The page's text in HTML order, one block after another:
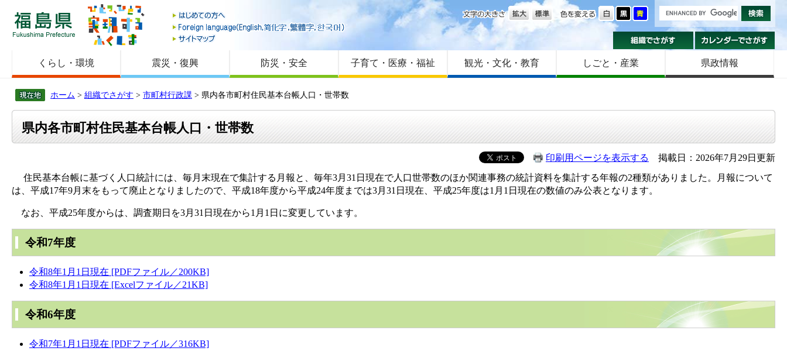
福島県
はじめての方へ
Foreign language
サイトマップ
色を変える
文字の大きさ
組織でさがす
くらし・環境 震災・復興 防災・安全 子育て・医療・福祉 観光・文化・教育 しごと・産業 県政情報
ホーム > 組織でさがす > 市町村行政課 > 県内各市町村住民基本台帳人口・世帯数
県内各市町村住民基本台帳人口・世帯数
印刷用ページを表示する
掲載日：2026年7月29日更新
住民基本台帳に基づく人口統計には、毎月末現在で集計する月報と、毎年3月31日現在で人口世帯数のほか関連事務の統計資料を集計する年報の2種類がありました。月報について
は、平成17年9月末をもって廃止となりましたので、平成18年度から平成24年度までは3月31日現在、平成25年度は1月1日現在の数値のみ公表となります。
なお、平成25年度からは、調査期日を3月31日現在から1月1日に変更しています。
令和7年度
令和8年1月1日現在 [PDFファイル／200KB]
令和8年1月1日現在 [Excelファイル／21KB]
令和6年度
令和7年1月1日現在 [PDFファイル／316KB]